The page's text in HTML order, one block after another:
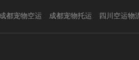
成都宠物空运 成都宠物托运 四川空运物